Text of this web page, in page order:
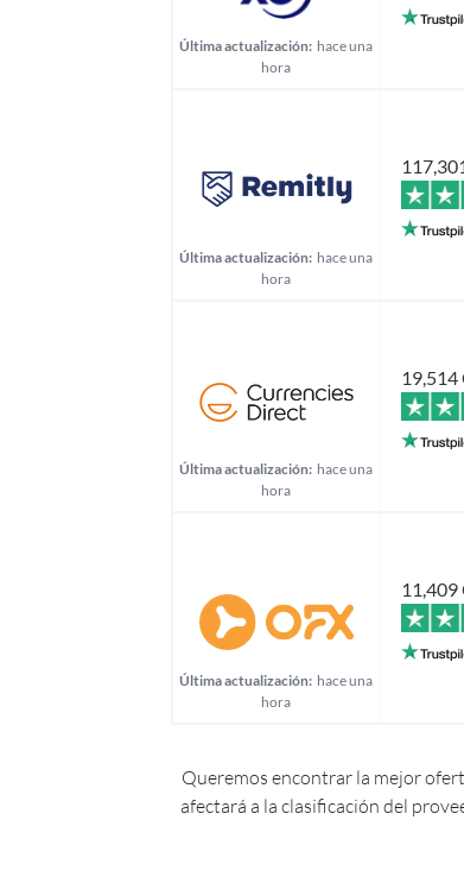
Última actualización: hace una
hora
Última actualización: hace una
hora
Última actualización: hace una
hora
19,514
Última actualización: hace una
hora
11,409
Queremos encontrar la mejor
afectará a la clasificación del